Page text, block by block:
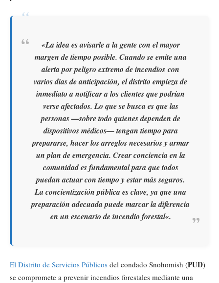
«La idea es avisarle a la gente con el mayor
margen de tiempo posible. Cuando se emite una
alerta por peligro extremo de incendios con
varios días de anticipación, el distrito empieza de
inmediato a notificar a los clientes que podrían
verse afectados. Lo que se busca es que las
personas —sobre todo quienes dependen de
dispositivos médicos— tengan tiempo para
prepararse, hacer los arreglos necesarios y armar
un plan de emergencia. Crear conciencia en la
comunidad es fundamental para que todos
puedan actuar con tiempo y estar más seguros.
La concientización pública es clave, ya que una
preparación adecuada puede marcar la diferencia
en un escenario deincendio forestal«.
El Distrito de Servicios Públicos del condado Snohomish (PUD)
se compromete a prevenir incendios forestales mediante una